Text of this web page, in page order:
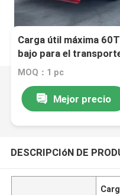
Carga útil máxima
bajo para el
MOQ：1 pc
Mejor precio
DESCRIPCIóN DE